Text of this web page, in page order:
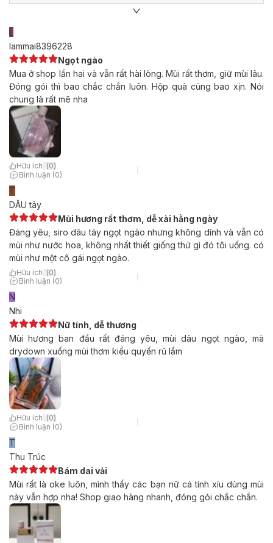
L
lammai8396228
Ngọt ngào
Mua ở shop lần hai và vẫn rất hài lòng. Mùi rất thơm, giữ mùi lâu.
Đóng gói thì bao chắc chắn luôn. Hộp quà cũng bao xịn. Nói
chung là rất mê nha
Hữu ích (0)
Bình luận (0)
T
DÂU tây
Mùi hương rất thơm, dễ xài hằng ngày
Đáng yêu, siro dâu tây ngọt ngào nhưng không dính và vẫn có
mùi như nước hoa, không nhất thiết giống thứ gì đó tôi uống. có
mùi như một cô gái ngọt ngào.
Hữu ích (0)
Bình luận (0)
N
Nhi
Nữ tính, dễ thương
Mùi hương ban đầu rất đáng yêu, mùi dâu ngọt ngào, mà
drydown xuống mùi thơm kiểu quyến rũ lắm
Hữu ích (0)
Bình luận (0)
T
Thu Trúc
Bám dai vải
Mùi rất là oke luôn, mình thấy các bạn nữ cá tính xíu dùng mùi
này vẫn hợp nha! Shop giao hàng nhanh, đóng gói chắc chắn.